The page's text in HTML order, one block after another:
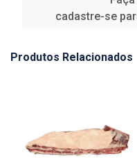
cadastre-se
Produtos Relacionados